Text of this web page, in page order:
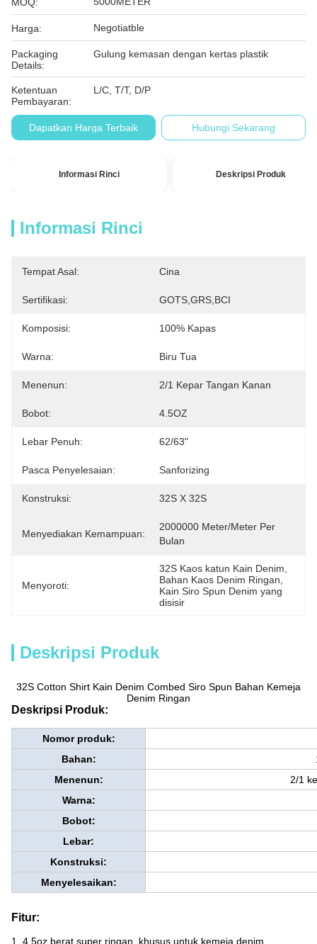
Harga: Negotiatble
Packaging
Details:
Gulung kemasan dengan kertas plastik
Ketentuan
Pembayaran:
L/C, T/T, D/P
Dapatkan Harga Terbaik Hubungi Sekarang
Informasi Rinci Deskripsi Produk
Informasi Rinci
Tempat Asal: Cina
Sertifikasi: GOTS,GRS,BCI
Komposisi: 100% Kapas
Warna: Biru Tua
Menenun: 2/1 Kepar Tangan Kanan
Bobot: 4.5OZ
Lebar Penuh: 62/63"
Pasca Penyelesaian: Sanforizing
Konstruksi: 32S X 32S
Menyediakan Kemampuan:
2000000 Meter/Meter Per
Bulan
Menyoroti:
32S Kaos katun Kain Denim
Bahan Kaos Denim Ringan
Kain Siro Spun Denim yang
disisir
Deskripsi Produk
32S Cotton Shirt Kain Denim Combed Siro Spun Bahan Kemeja
Denim Ringan
Deskripsi Produk:
Nomor produk:
Bahan:
Menenun:
2/1
Warna:
Bobot:
Lebar:
Konstruksi:
Menyelesaikan:
Fitur:
1. 4.5oz berat super ringan, khusus untuk kemeja denim.